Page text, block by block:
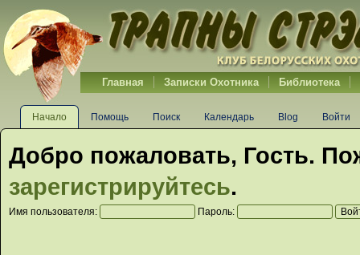
Главная Записки Охотника Библиотека
Начало Помощь Поиск Календарь Blog Войти
Добро пожаловать, Гость.
зарегистрируйтесь.
Имя пользователя: Пароль: